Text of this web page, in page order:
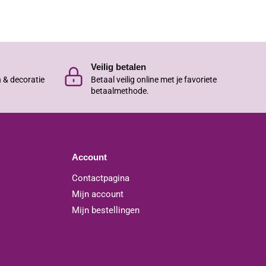
& decoratie
Veilig betalen
Betaal veilig online met je favoriete
betaalmethode.
Account
Contactpagina
Mijn account
Mijn bestellingen